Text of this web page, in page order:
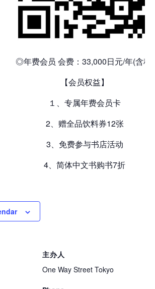
◎年费会员 会费：33,000日元/年(含税)
【会员权益】
１、专属年费会员卡
2、赠全品饮料券12张
3、免费参与书店活动
4、简体中文书购书7折
主办人
One Way Street Tokyo